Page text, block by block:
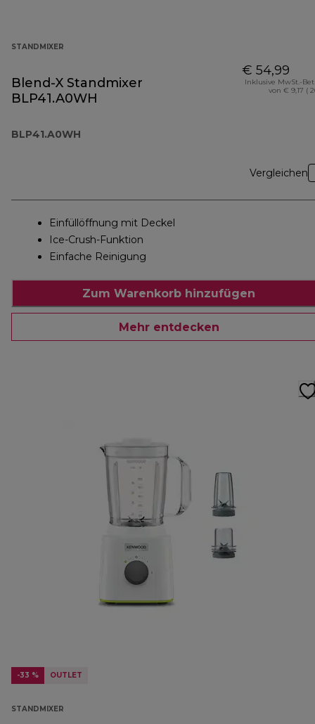
STANDMIXER
Blend-X Standmixer
BLP41.A0WH
BLP41.A0WH
€ 54,99
Inklusive MwSt.-
von € 9,17 (
Vergleichen
Einfüllöffnung mit Deckel
Ice-Crush-Funktion
Einfache Reinigung
Zum Warenkorb hinzufügen
Mehr entdecken
-33 % OUTLET
STANDMIXER